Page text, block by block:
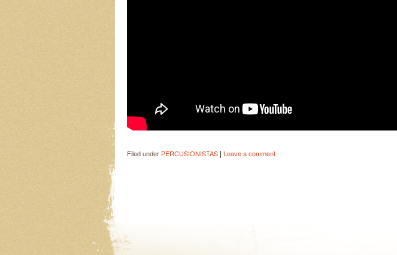
Filed under PERCUSIONISTAS | Leave a comment